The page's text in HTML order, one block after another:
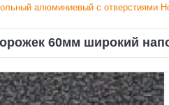
алюминиевый с отверстиями
60мм широкий